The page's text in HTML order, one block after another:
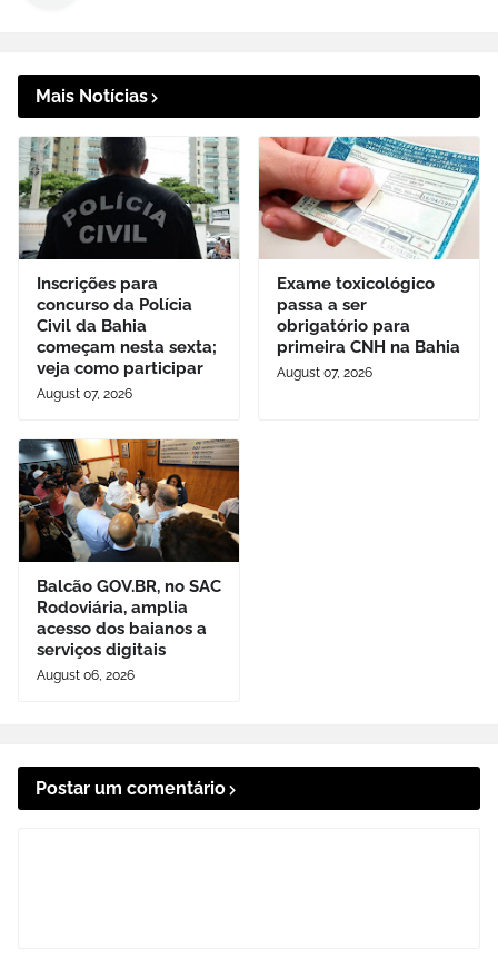
Mais Notícias
Inscrições para
concurso da Polícia
Civil da Bahia
começam nesta sexta;
veja como participar
August 07, 2026
Exame toxicológico
passa a ser
obrigatório para
primeira CNH na Bahia
August 07, 2026
Balcão GOV.BR, no SAC
Rodoviária, amplia
acesso dos baianos a
serviços digitais
August 06, 2026
Postar um comentário